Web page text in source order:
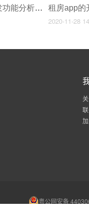
共享洗车类APP开发功能分析，洗车如此方便 租房app的
2020-11-28
粤公网安备